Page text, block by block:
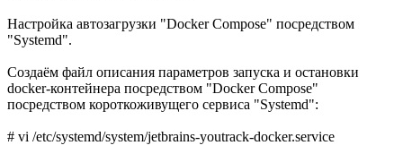
Настройка автозагрузки "Docker Compose" посредством
"Systemd".
Создаём файл описания параметров запуска и остановки
docker-контейнера посредством "Docker Compose"
посредством короткоживущего сервиса "Systemd":
# vi /etc/systemd/system/jetbrains-youtrack-docker.service